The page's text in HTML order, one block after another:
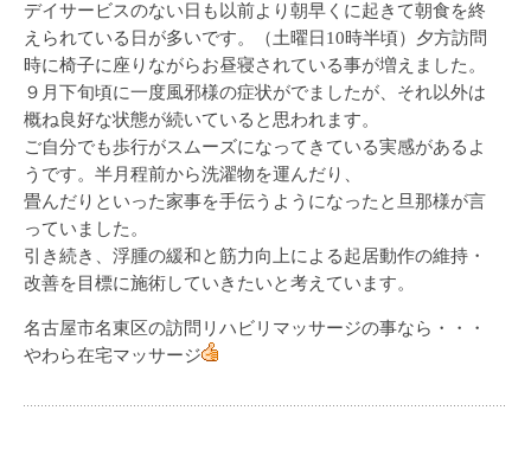
デイサービスのない日も以前より朝早くに起きて朝食を終
えられている日が多いです。（土曜日10時半頃）夕方訪問
時に椅子に座りながらお昼寝されている事が増えました。
９月下旬頃に一度風邪様の症状がでましたが、それ以外は
概ね良好な状態が続いていると思われます。
ご自分でも歩行がスムーズになってきている実感があるよ
うです。半月程前から洗濯物を運んだり、
畳んだりといった家事を手伝うようになったと旦那様が言
っていました。
引き続き、浮腫の緩和と筋力向上による起居動作の維持・
改善を目標に施術していきたいと考えています。
名古屋市名東区の訪問リハビリマッサージの事なら・・・
やわら在宅マッサージ